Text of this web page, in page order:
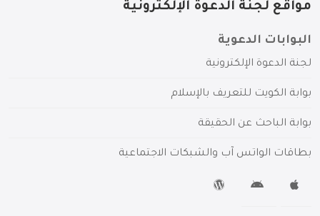
مواقع لجنة الدعوة الإلكترونية
البوابات الدعوية
لجنة الدعوة الإلكترونية
بوابة الكويت للتعريف بالإسلام
بوابة الباحث عن الحقيقة
بطاقات الواتس آب والشبكات الاجتماعية